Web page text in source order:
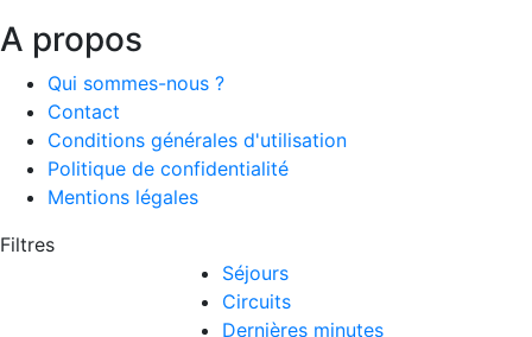
A propos
Qui sommes-nous ?
Contact
Conditions générales d'utilisation
Politique de confidentialité
Mentions légales
Filtres
Séjours
Circuits
Dernières minutes